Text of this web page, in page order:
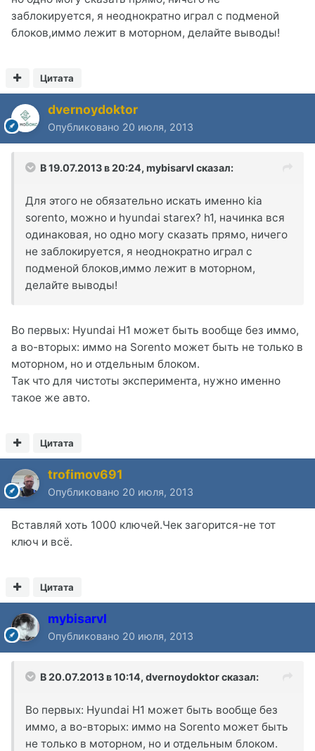
заблокируется, я неоднократно играл с подменой
блоков,иммо лежит в моторном, делайте выводы!
Цитата
dvernoydoktor
Опубликовано 20 июля, 2013
В 19.07.2013 в 20:24, mybisarvl сказал:
Для этого не обязательно искать именно kia
sorento, можно и hyundai starex? h1, начинка вся
одинаковая, но одно могу сказать прямо, ничего
не заблокируется, я неоднократно играл с
подменой блоков,иммо лежит в моторном,
делайте выводы!
Во первых: Hyundai H1 может быть вообще без иммо,
а во-вторых: иммо на Sorento может быть не только в
моторном, но и отдельным блоком.
Так что для чистоты эксперимента, нужно именно
такое же авто.
Цитата
trofimov691
Опубликовано 20 июля, 2013
Вставляй хоть 1000 ключей.Чек загорится-не тот
ключ и всё.
Цитата
mybisarvl
Опубликовано 20 июля, 2013
В 20.07.2013 в 10:14, dvernoydoktor сказал:
Во первых: Hyundai H1 может быть вообще без
иммо, а во-вторых: иммо на Sorento может быть
не только в моторном, но и отдельным блоком.